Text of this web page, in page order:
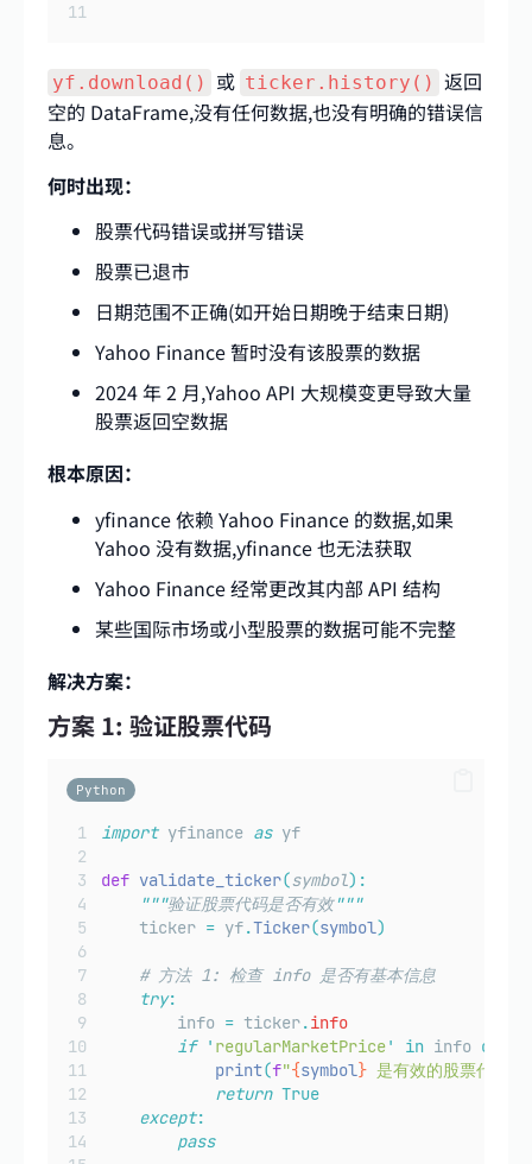
yf.download() 或 ticker.history() 返回
空的 DataFrame,没有任何数据,也没有明确的错误信
息。
何时出现：
股票代码错误或拼写错误
股票已退市
日期范围不正确(如开始日期晚于结束日期)
Yahoo Finance 暂时没有该股票的数据
2024 年 2 月,Yahoo API 大规模变更导致大量
股票返回空数据
根本原因：
yfinance 依赖 Yahoo Finance 的数据,如果
Yahoo 没有数据,yfinance 也无法获取
Yahoo Finance 经常更改其内部 API 结构
某些国际市场或小型股票的数据可能不完整
解决方案：
方案 1: 验证股票代码
Python
import yfinance as yf
def validate_ticker(symbol):
"""验证股票代码是否有效"""
    ticker
= yf.Ticker(symbol)
# 方法 1: 检查 info 是否有基本信息
try:
        info
= ticker.info
if
' regularMarketPrice' in info or
print(f"{symbol} 是有效的股票代码"
return True
except:
pass